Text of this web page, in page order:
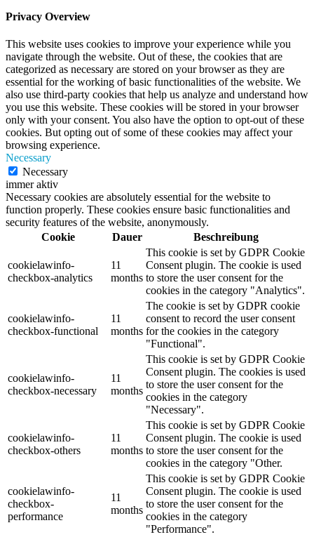
Privacy Overview
This website uses cookies to improve your experience while you
navigate through the website. Out of these, the cookies that are
categorized as necessary are stored on your browser as they are
essential for the working of basic functionalities of the website. We
also use third-party cookies that help us analyze and understand how
you use this website. These cookies will be stored in your browser
only with your consent. You also have the option to opt-out of these
cookies. But opting out of some of these cookies may affect your
browsing experience.
Necessary
Necessary
immer aktiv
Necessary cookies are absolutely essential for the website to
function properly. These cookies ensure basic functionalities and
security features of the website, anonymously.
Cookie
Dauer Beschreibung
cookielawinfo-
checkbox-analytics
11
months
This cookie is set by GDPR Cookie
Consent plugin. The cookie is used
to store the user consent for the
cookies in the category "Analytics".
cookielawinfo-
checkbox-functional
11
months
The cookie is set by GDPR cookie
consent to record the user consent
for the cookies in the category
"Functional".
cookielawinfo-
checkbox-necessary
11
months
This cookie is set by GDPR Cookie
Consent plugin. The cookies is used
to store the user consent for the
cookies in the category
"Necessary".
cookielawinfo-
checkbox-others
11
months
This cookie is set by GDPR Cookie
Consent plugin. The cookie is used
to store the user consent for the
cookies in the category "Other.
cookielawinfo-
checkbox-
performance
11
months
This cookie is set by GDPR Cookie
Consent plugin. The cookie is used
to store the user consent for the
cookies in the category
"Performance".